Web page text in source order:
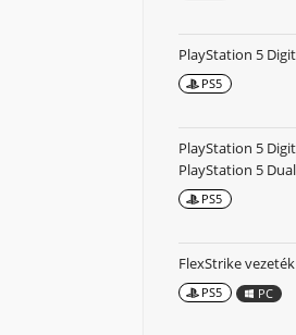
PlayStation 5
PS5
PlayStation 5
PlayStation 5
PS5
FlexStrike
PS5 PC